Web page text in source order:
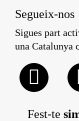
Segueix-nos
Sigues part
una Catalunya
Fest-te